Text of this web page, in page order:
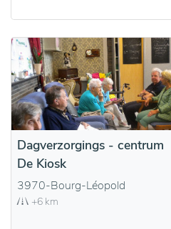
Dagverzorgings - centrum
De Kiosk
3970-Bourg-Léopold
+6 km